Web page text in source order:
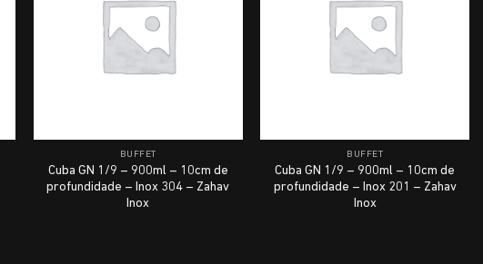
BUFFET
Cuba GN 1/9 – 900ml – 10cm de
profundidade – Inox 304 – Zahav
Inox
BUFFET
Cuba GN 1/9 – 900ml – 10cm de
profundidade – Inox 201 – Zahav
Inox